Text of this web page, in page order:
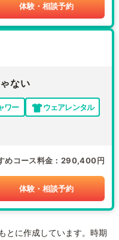
体験・相談予約
ない
ワー
ウェアレンタル
めコース料金 290,400円
体験・相談予約
とに作成しています。時期